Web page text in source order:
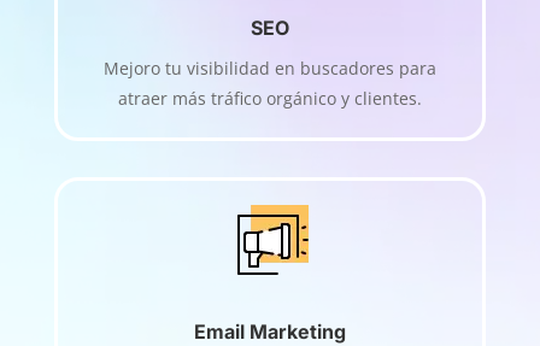
SEO
Mejoro tu visibilidad en buscadores para
atraer más tráfico orgánico y clientes.
Email Marketing